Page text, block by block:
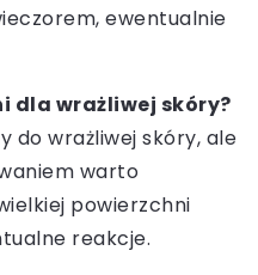
ewentualnie
dla wrażliwej skóry?
do wrażliwej skóry, ale
warto
powierzchni
reakcje.